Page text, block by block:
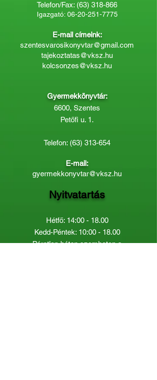
Telefon/Fax: (63) 318-866
Igazgató: 06-20-251-7775
E-mail címeink:
szentesvarosikonyvtar@gmail.com
tajekoztatas@vksz.hu
kolcsonzes@vksz.hu
Gyermekkönyvtár:
6600, Szentes
Petőfi u. 1.
Telefon: (63) 313-654
E-mail:
gyermekkonyvtar@vksz.hu
Nyitvatartás
Hétfő: 14:00 - 18.00
Kedd-Péntek: 10:00 - 18.00
Páratlan héten szombaton a